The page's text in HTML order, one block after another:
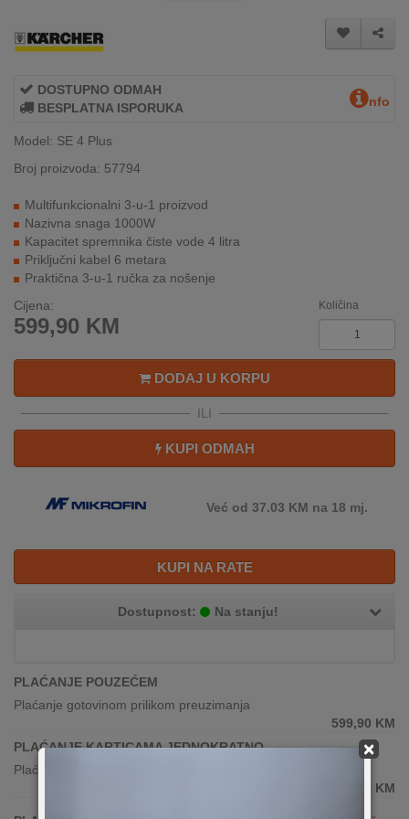
SERVIS
O
NAMA
KATALOZI
KUPITI?
KUPOVINA
IZ
INOSTRANSTVA
OZNAKE
UČINKOVITOSTI
×
DOSTUPNO ODMAH
BESPLATNA ISPORUKA
nfo
Model: SE 4 Plus
Broj proizvoda: 57794
Multifunkcionalni 3-u-1 proizvod
Nazivna snaga 1000W
Kapacitet spremnika čiste vode 4 litra
Priključni kabel 6 metara
Praktična 3-u-1 ručka za nošenje
Cijena:
599,90 KM
Količina
DODAJ U KORPU
ILI
KUPI ODMAH
Već od 37.03 KM na 18 mj.
KUPI NA RATE
Dostupnost: Na stanju!
PLAĆANJE POUZEĆEM
Plaćanje gotovinom prilikom preuzimanja
599,90 KM
PLAĆANJE KARTICAMA JEDNOKRATNO
Plaćanje karticama(sve banke)
KM